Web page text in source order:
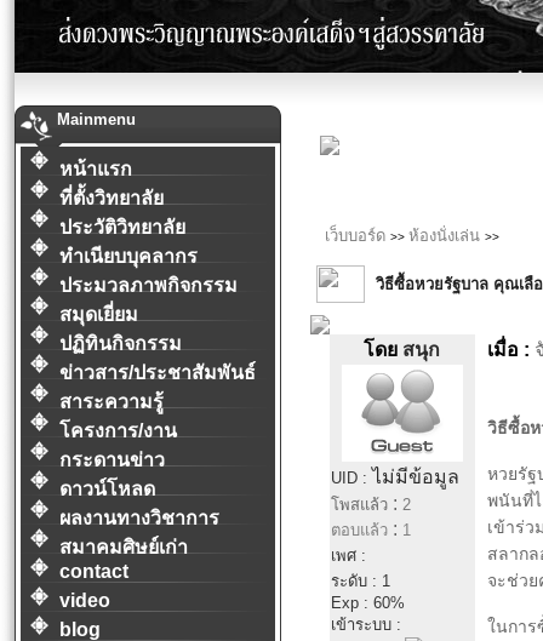
Mainmenu
หน้าแรก
ที่ตั้งวิทยาลัย
ประวัติวิทยาลัย
ทำเนียบบุคลากร
ประมวลภาพกิจกรรม
สมุดเยี่ยม
ปฏิทินกิจกรรม
ข่าวสาร/ประชาสัมพันธ์
สาระความรู้
โครงการ/งาน
กระดานข่าว
ดาวน์โหลด
ผลงานทางวิชาการ
สมาคมศิษย์เก่า
contact
video
blog
เว็บบอร์ด >> ห้องนั่งเล่น >>
วิธีซื้อหวยรัฐบาล คุณเลื
โดย สนุก
UID : ไม่มีข้อมูล
โพสแล้ว : 2
ตอบแล้ว : 1
เพศ :
ระดับ : 1
Exp : 60%
เข้าระบบ :
เมื่อ :
วิธีซื้อห
หวยรัฐ
พนันที่ไ
เข้าร่
สลากล
จะช่ว
ในการ